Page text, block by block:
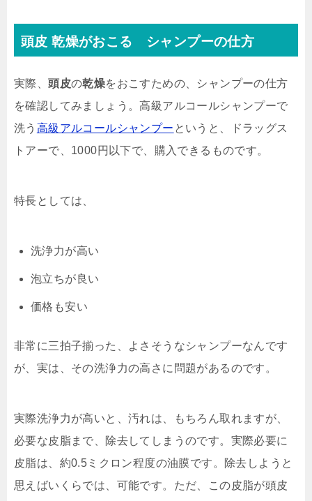
頭皮 乾燥がおこる シャンプーの仕方
実際、頭皮の乾燥をおこすための、シャンプーの仕方
を確認してみましょう。高級アルコールシャンプーで
洗う 高級アルコールシャンプー というと、ドラッグス
トアーで、1000円以下で、購入できるものです。
特長としては、
洗浄力が高い
泡立ちが良い
価格も安い
非常に三拍子揃った、よさそうなシャンプーなんです
が、実は、その洗浄力の高さに問題があるのです。
実際洗浄力が高いと、汚れは、もちろん取れますが、
必要な皮脂まで、除去してしまうのです。実際必要に
皮脂は、約0.5ミクロン程度の油膜です。除去しようと
思えばいくらでは、可能です。ただ、この皮脂が頭皮